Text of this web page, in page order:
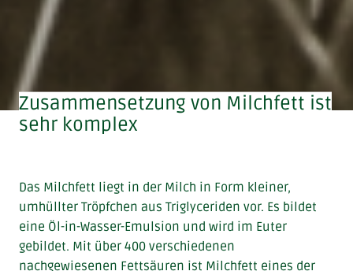
Zusammensetzung von Milchfett ist
sehr komplex
Das Milchfett liegt in der Milch in Form kleiner,
umhüllter Tröpfchen aus Triglyceriden vor. Es bildet
eine Öl-in-Wasser-Emulsion und wird im Euter
gebildet. Mit über 400 verschiedenen
nachgewiesenen Fettsäuren ist Milchfett eines der